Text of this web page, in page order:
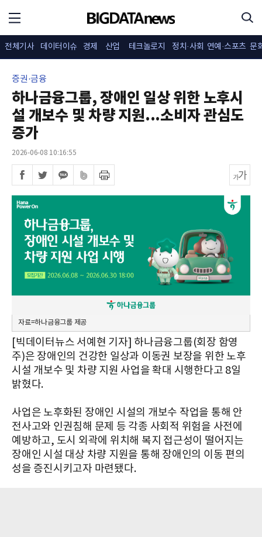
전체기사 데이터이슈 경제 산업 테크놀로지 정치·사회 연예·스포츠 문
증권·금융
하나금융그룹, 장애인 일상 위한 노후시
설 개보수 및 차량 지원...소비자 관심도
증가
2026-06-08 10:16:55
자료=하나금융그룹 제공
[빅데이터뉴스 서예현 기자] 하나금융그룹(회장 함영
주)은 장애인의 건강한 일상과 이동권 보장을 위한 노후
시설 개보수 및 차량 지원 사업을 확대 시행한다고 8일
밝혔다.
사업은 노후화된 장애인 시설의 개보수 작업을 통해 안
전사고와 인권침해 문제 등 각종 사회적 위험을 사전에
예방하고, 도시 외곽에 위치해 복지 접근성이 떨어지는
장애인 시설 대상 차량 지원을 통해 장애인의 이동 편의
성을 증진시키고자 마련됐다.